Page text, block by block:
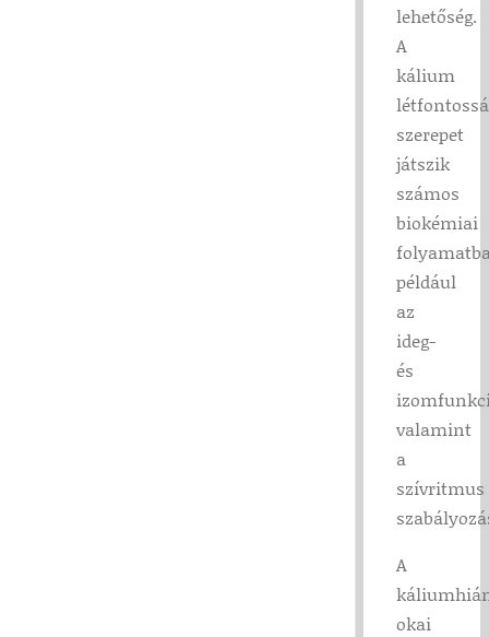
lehetőség.
A
kálium
szerepet
játszik
számos
biokémiai
például
az
ideg-
és
valamint
a
szívritmus
A
okai